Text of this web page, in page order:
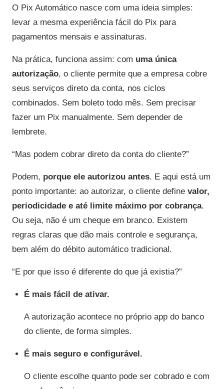
O Pix Automático nasce com uma ideia simples:
levar a mesma experiência fácil do Pix para
pagamentos mensais e assinaturas.
Na prática, funciona assim: com uma única
autorização, o cliente permite que a empresa cobre
seus serviços direto da conta, nos ciclos
combinados. Sem boleto todo mês. Sem precisar
fazer um Pix manualmente. Sem depender de
lembrete.
“Mas podem cobrar direto da conta do cliente?”
Podem, porque ele autorizou antes. E aqui está um
ponto importante: ao autorizar, o cliente define valor,
periodicidade e até limite máximo por cobrança.
Ou seja, não é um cheque em branco. Existem
regras claras que dão mais controle e segurança,
bem além do débito automático tradicional.
“E por que isso é diferente do que já existia?”
É mais fácil de ativar.
A autorização acontece no próprio app do banco
do cliente, de forma simples.
É mais seguro e configurável.
O cliente escolhe quanto pode ser cobrado e com